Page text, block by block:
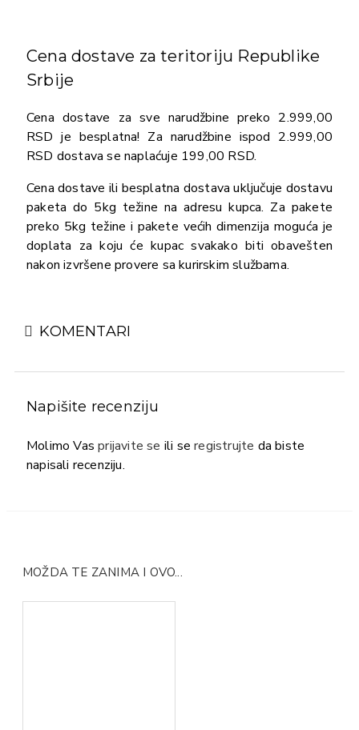
Cena dostave za teritoriju Republike
Srbije
Cena dostave za sve narudžbine preko 2.999,00
RSD je besplatna! Za narudžbine ispod 2.999,00
RSD dostava se naplaćuje 199,00 RSD.
Cena dostave ili besplatna dostava uključuje dostavu
paketa do 5kg težine na adresu kupca. Za pakete
preko 5kg težine i pakete većih dimenzija moguća je
doplata za koju će kupac svakako biti obavešten
nakon izvršene provere sa kurirskim službama.
KOMENTARI
Napišite recenziju
Molimo Vasprijavite se ili seregistrujte da biste
napisali recenziju.
MOŽDA TE ZANIMA I OVO...